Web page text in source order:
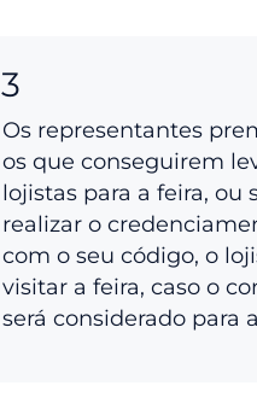
3
Os representantes
os que conseguirem
lojistas para a feira, ou
realizar o
com o seu código, o
visitar a feira, caso o
será considerado para